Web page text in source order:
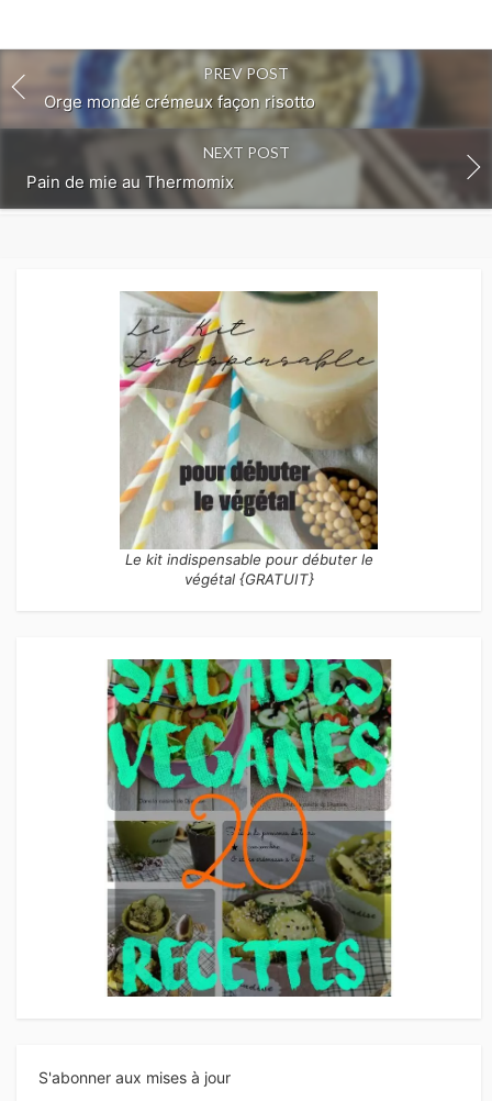
PREV POST
Orge mondé crémeux façon risotto
NEXT POST
Pain de mie au Thermomix
Le kit indispensable pour débuter le
végétal {GRATUIT}
S'abonner aux mises à jour